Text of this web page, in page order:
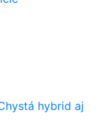
hybrid aj